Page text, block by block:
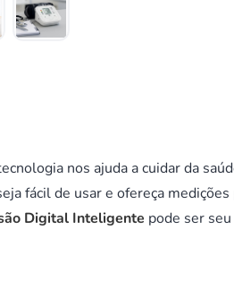
nos ajuda a cuidar da
fácil de usar e ofereça
Digital Inteligente pode ser